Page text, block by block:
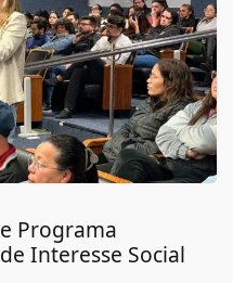
Programa
Interesse Social